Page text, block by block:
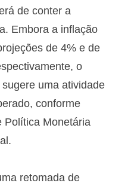
de conter a
Embora a inflação
de 4% e de
o
uma atividade
conforme
Política Monetária
retomada de